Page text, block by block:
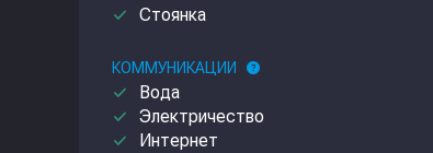
done Стоянка
КОММУНИКАЦИИ help
done Вода
done Электричество
done Интернет